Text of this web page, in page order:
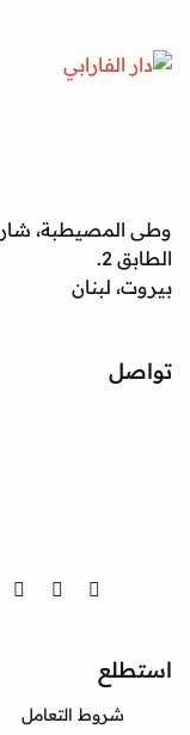
وطى المصيطبة،
الطابق 2.
بيروت، لبنان
تواصل
Facebook
استطلع
شروط التعامل